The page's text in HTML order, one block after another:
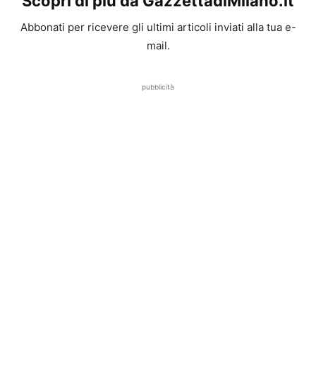
Abbonati per ricevere gli ultimi articoli inviati alla tua e-
mail.
pubblicità